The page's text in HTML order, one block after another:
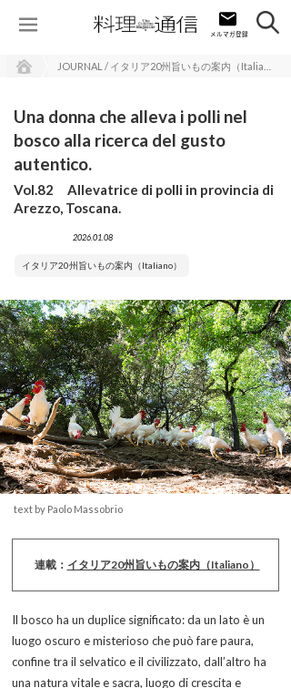
Una donna che alleva i polli nel
bosco alla ricerca del gusto
autentico.
Vol.82 Allevatrice di polli in provincia di
Arezzo, Toscana.
2026.01.08
イタリア20州旨いもの案内（Italiano）
text by Paolo Massobrio
連載： イタリア20州旨いもの案内（Italiano）
Il bosco ha un duplice significato: da un lato è un
luogo oscuro e misterioso che può fare paura,
confine tra il selvatico e il civilizzato, dall’altro ha
una natura vitale e sacra, luogo di crescita e